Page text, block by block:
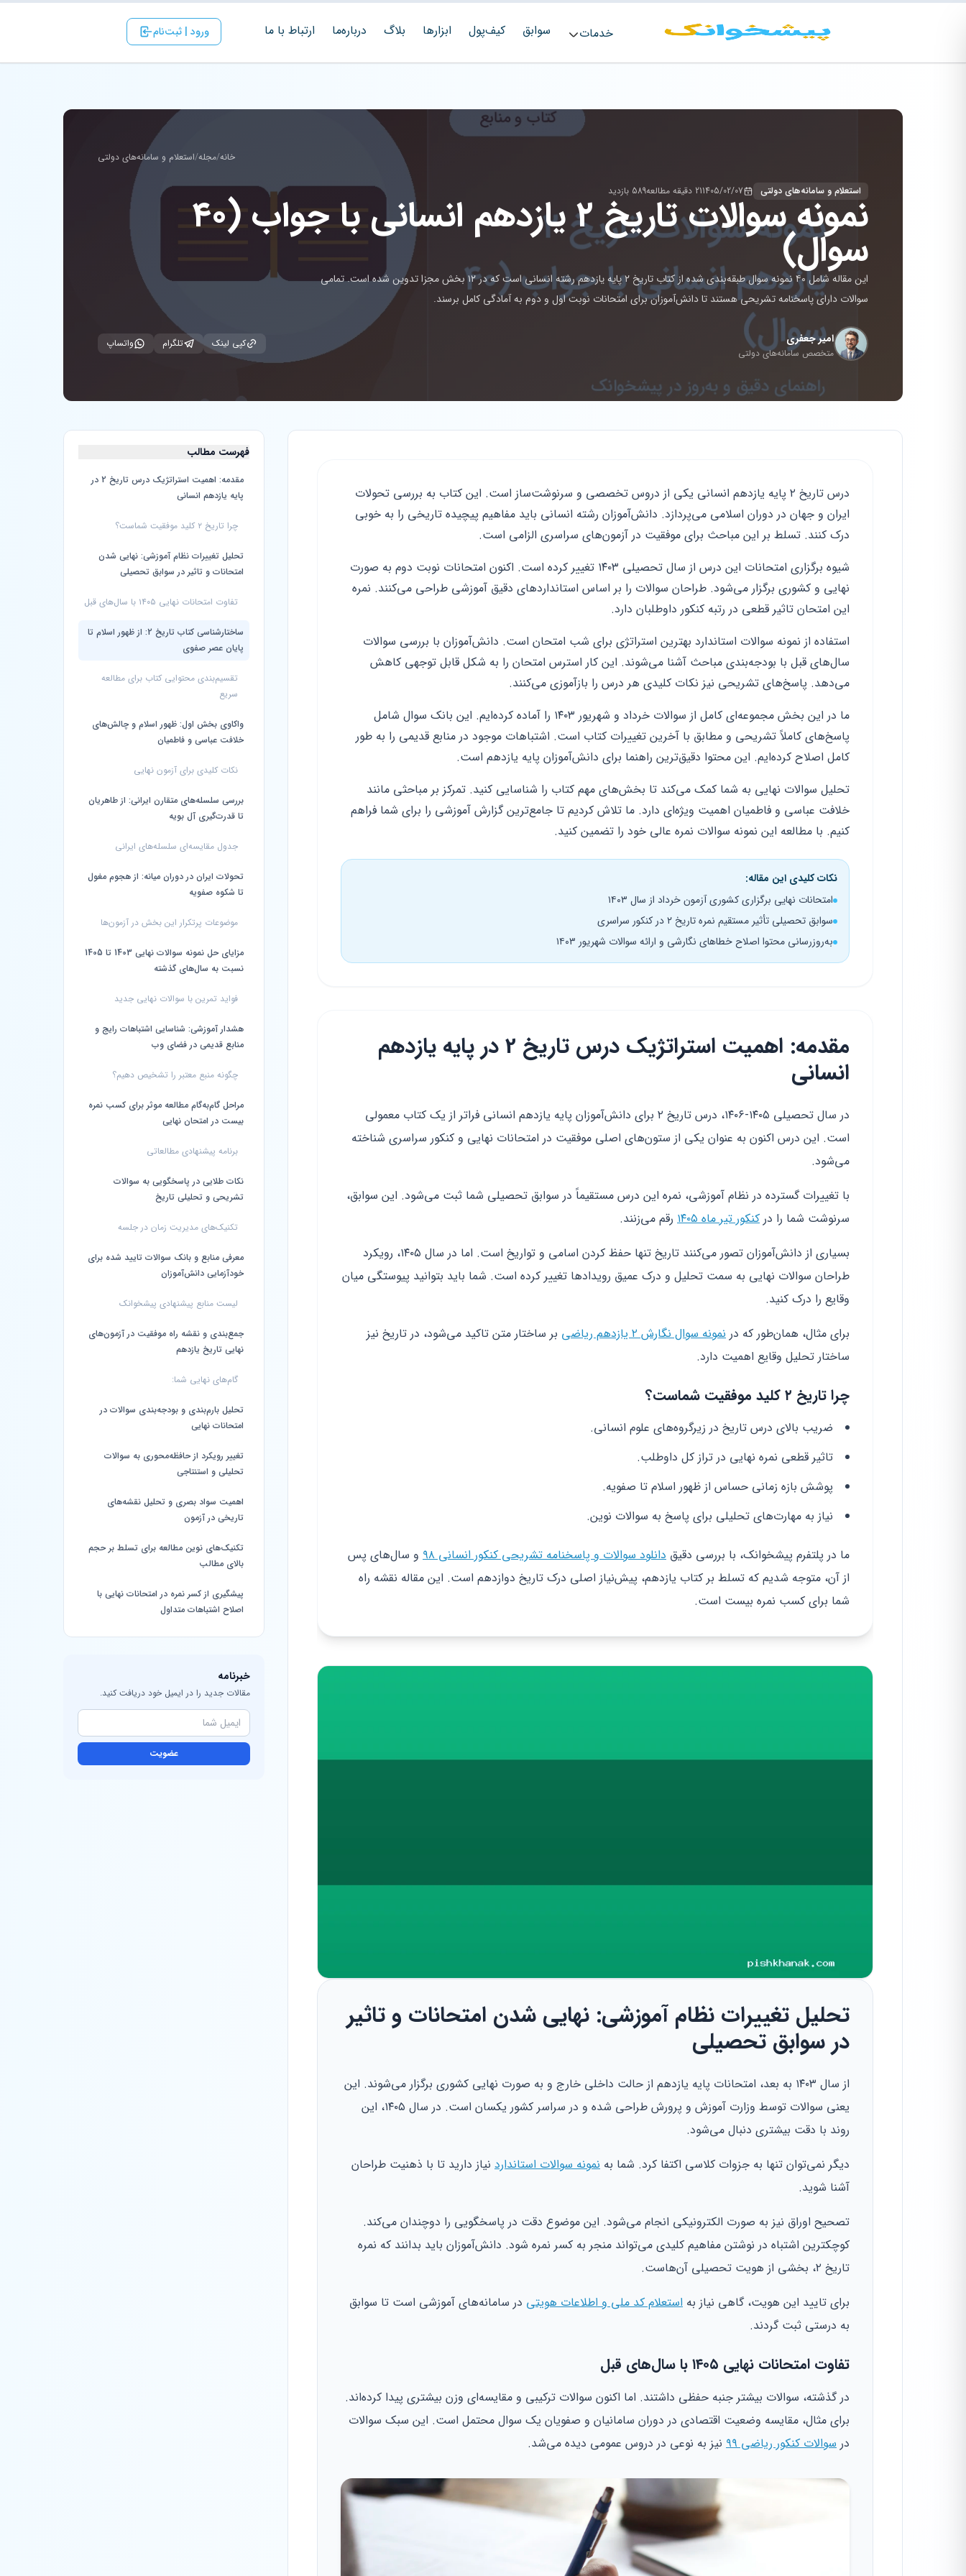
خدمات سوابق کیف‌پول ابزارها بلاگ درباره‌ما ارتباط با ‌ما ورود | ثبت‌نام
خانه/مجله/استعلام و سامانه‌های دولتی
استعلام و سامانه‌های دولتی 1405/02/0721 دقیقه مطالعه 589 بازدید نمونه سوالات تاریخ ۲ یازدهم انسانی با جواب (۴۰
سوال)
این مقاله شامل ۴۰ نمونه سوال طبقه‌بندی شده از کتاب تاریخ ۲ پایه یازدهم رشته انسانی است که در ۱۲ بخش مجزا تدوین شده است. تمامی
سوالات دارای پاسخنامه تشریحی هستند تا دانش‌آموزان برای امتحانات نوبت اول و دوم به آمادگی کامل برسند.
امیر جعفری
متخصص سامانه‌های دولتی
کپی لینک تلگرام واتساپ
فهرست مطالب
مقدمه: اهمیت استراتژیک درس تاریخ 2 در
پایه یازدهم انسانی
چرا تاریخ ۲ کلید موفقیت شماست؟
تحلیل تغییرات نظام آموزشی: نهایی شدن
امتحانات و تاثیر در سوابق تحصیلی
تفاوت امتحانات نهایی ۱۴۰۵ با سال‌های قبل
ساختارشناسی کتاب تاریخ 2: از ظهور اسلام تا
پایان عصر صفوی
تقسیم‌بندی محتوایی کتاب برای مطالعه
سریع
واکاوی بخش اول: ظهور اسلام و چالش‌های
خلافت عباسی و فاطمیان
نکات کلیدی برای آزمون نهایی
بررسی سلسله‌های متقارن ایرانی: از طاهریان
تا قدرت‌گیری آل بویه
جدول مقایسه‌ای سلسله‌های ایرانی
تحولات ایران در دوران میانه: از هجوم مغول
تا شکوه صفویه
موضوعات پرتکرار این بخش در آزمون‌ها
مزایای حل نمونه سوالات نهایی 1403 تا 1405
نسبت به سال‌های گذشته
فواید تمرین با سوالات نهایی جدید
هشدار آموزشی: شناسایی اشتباهات رایج و
منابع قدیمی در فضای وب
چگونه منبع معتبر را تشخیص دهیم؟
مراحل گام‌به‌گام مطالعه موثر برای کسب نمره
بیست در امتحان نهایی
برنامه پیشنهادی مطالعاتی
نکات طلایی در پاسخگویی به سوالات
تشریحی و تحلیلی تاریخ
تکنیک‌های مدیریت زمان در جلسه
معرفی منابع و بانک سوالات تایید شده برای
خودآزمایی دانش‌آموزان
لیست منابع پیشنهادی پیشخوانک
جمع‌بندی و نقشه راه موفقیت در آزمون‌های
نهایی تاریخ یازدهم
گام‌های نهایی شما:
تحلیل بارم‌بندی و بودجه‌بندی سوالات در
امتحانات نهایی
تغییر رویکرد از حافظه‌محوری به سوالات
تحلیلی و استنتاجی
اهمیت سواد بصری و تحلیل نقشه‌های
تاریخی در آزمون
تکنیک‌های نوین مطالعه برای تسلط بر حجم
بالای مطالب
پیشگیری از کسر نمره در امتحانات نهایی با
اصلاح اشتباهات متداول
خبرنامه
مقالات جدید را در ایمیل خود دریافت کنید.
عضویت
درس تاریخ ۲ پایه یازدهم انسانی یکی از دروس تخصصی و سرنوشت‌ساز است. این کتاب به بررسی تحولات
ایران و جهان در دوران اسلامی می‌پردازد. دانش‌آموزان رشته انسانی باید مفاهیم پیچیده تاریخی را به خوبی
درک کنند. تسلط بر این مباحث برای موفقیت در آزمون‌های سراسری الزامی است.
شیوه برگزاری امتحانات این درس از سال تحصیلی ۱۴۰۳ تغییر کرده است. اکنون امتحانات نوبت دوم به صورت
نهایی و کشوری برگزار می‌شود. طراحان سوالات را بر اساس استانداردهای دقیق آموزشی طراحی می‌کنند. نمره
این امتحان تاثیر قطعی در رتبه کنکور داوطلبان دارد.
استفاده از نمونه سوالات استاندارد بهترین استراتژی برای شب امتحان است. دانش‌آموزان با بررسی سوالات
سال‌های قبل با بودجه‌بندی مباحث آشنا می‌شوند. این کار استرس امتحان را به شکل قابل توجهی کاهش
می‌دهد. پاسخ‌های تشریحی نیز نکات کلیدی هر درس را بازآموزی می‌کنند.
ما در این بخش مجموعه‌ای کامل از سوالات خرداد و شهریور ۱۴۰۳ را آماده کرده‌ایم. این بانک سوال شامل
پاسخ‌های کاملاً تشریحی و مطابق با آخرین تغییرات کتاب است. اشتباهات موجود در منابع قدیمی را به طور
کامل اصلاح کرده‌ایم. این محتوا دقیق‌ترین راهنما برای دانش‌آموزان پایه یازدهم است.
تحلیل سوالات نهایی به شما کمک می‌کند تا بخش‌های مهم کتاب را شناسایی کنید. تمرکز بر مباحثی مانند
خلافت عباسی و فاطمیان اهمیت ویژه‌ای دارد. ما تلاش کردیم تا جامع‌ترین گزارش آموزشی را برای شما فراهم
کنیم. با مطالعه این نمونه سوالات نمره عالی خود را تضمین کنید.
نکات کلیدی این مقاله:
امتحانات نهایی برگزاری کشوری آزمون خرداد از سال ۱۴۰۳
سوابق تحصیلی تأثیر مستقیم نمره تاریخ ۲ در کنکور سراسری
به‌روزرسانی محتوا اصلاح خطاهای نگارشی و ارائه سوالات شهریور ۱۴۰۳
مقدمه: اهمیت استراتژیک درس تاریخ 2 در پایه یازدهم
انسانی
در سال تحصیلی ۱۴۰۵-۱۴۰۶، درس تاریخ ۲ برای دانش‌آموزان پایه یازدهم انسانی فراتر از یک کتاب معمولی
است. این درس اکنون به عنوان یکی از ستون‌های اصلی موفقیت در امتحانات نهایی و کنکور سراسری شناخته
می‌شود.
با تغییرات گسترده در نظام آموزشی، نمره این درس مستقیماً در سوابق تحصیلی شما ثبت می‌شود. این سوابق،
سرنوشت شما را در کنکور تیر ماه ۱۴۰۵
رقم می‌زنند.
بسیاری از دانش‌آموزان تصور می‌کنند تاریخ تنها حفظ کردن اسامی و تواریخ است. اما در سال ۱۴۰۵، رویکرد
طراحان سوالات نهایی به سمت تحلیل و درک عمیق رویدادها تغییر کرده است. شما باید بتوانید پیوستگی میان
وقایع را درک کنید.
برای مثال، همان‌طور که در نمونه سوال نگارش ۲ یازدهم ریاضی
بر ساختار متن تاکید می‌شود، در تاریخ نیز
ساختار تحلیل وقایع اهمیت دارد.
چرا تاریخ ۲ کلید موفقیت شماست؟
ضریب بالای درس تاریخ در زیرگروه‌های علوم انسانی.
تاثیر قطعی نمره نهایی در تراز کل داوطلب.
پوشش بازه زمانی حساس از ظهور اسلام تا صفویه.
نیاز به مهارت‌های تحلیلی برای پاسخ به سوالات نوین.
ما در پلتفرم پیشخوانک، با بررسی دقیق دانلود سوالات و پاسخنامه تشریحی کنکور انسانی ۹۸
و سال‌های پس
از آن، متوجه شدیم که تسلط بر کتاب یازدهم، پیش‌نیاز اصلی درک تاریخ دوازدهم است. این مقاله نقشه راه
شما برای کسب نمره بیست است.
تحلیل تغییرات نظام آموزشی: نهایی شدن امتحانات و تاثیر
در سوابق تحصیلی
از سال ۱۴۰۳ به بعد، امتحانات پایه یازدهم از حالت داخلی خارج و به صورت نهایی کشوری برگزار می‌شوند. این
یعنی سوالات توسط وزارت آموزش و پرورش طراحی شده و در سراسر کشور یکسان است. در سال ۱۴۰۵، این
روند با دقت بیشتری دنبال می‌شود.
دیگر نمی‌توان تنها به جزوات کلاسی اکتفا کرد. شما به نمونه سوالات استاندارد نیاز دارید تا با ذهنیت طراحان
آشنا شوید.
تصحیح اوراق نیز به صورت الکترونیکی انجام می‌شود. این موضوع دقت در پاسخگویی را دوچندان می‌کند.
کوچکترین اشتباه در نوشتن مفاهیم کلیدی می‌تواند منجر به کسر نمره شود. دانش‌آموزان باید بدانند که نمره
تاریخ ۲، بخشی از هویت تحصیلی آن‌هاست.
برای تایید این هویت، گاهی نیاز به استعلام کد ملی و اطلاعات هویتی در سامانه‌های آموزشی است تا سوابق
به درستی ثبت گردند.
تفاوت امتحانات نهایی ۱۴۰۵ با سال‌های قبل
در گذشته، سوالات بیشتر جنبه حفظی داشتند. اما اکنون سوالات ترکیبی و مقایسه‌ای وزن بیشتری پیدا کرده‌اند.
برای مثال، مقایسه وضعیت اقتصادی در دوران سامانیان و صفویان یک سوال محتمل است. این سبک سوالات
در سوالات کنکور ریاضی ۹۹ نیز به نوعی در دروس عمومی دیده می‌شد.